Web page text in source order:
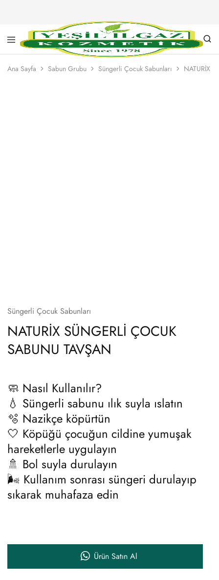
Ilgaz
Kozmetik
Asırlık
Kalite
Ana Sayfa Sabun Grubu Süngerli Çocuk Sabunları NATURİX
Süngerli Çocuk Sabunları
NATURİX SÜNGERLİ ÇOCUK
SABUNU TAVŞAN
🧼 Nasıl Kullanılır?
💧 Süngerli sabunu ılık suyla ıslatın
🫧 Nazikçe köpürtün
🤍 Köpüğü çocuğun cildine yumuşak
hareketlerle uygulayın
🚿 Bol suyla durulayın
🌬️ Kullanım sonrası süngeri durulayıp
sıkarak muhafaza edin
Ürün Satın Al